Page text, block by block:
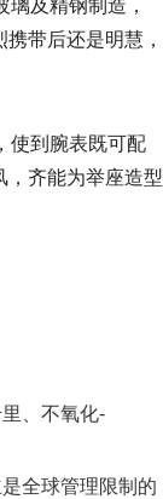
及精钢制造，
带后还是明慧，
使到腕表既可配
，齐能为举座造型
、不氧化-
全球管理限制的